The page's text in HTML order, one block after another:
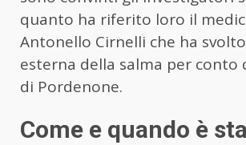
quanto ha riferito loro il
Antonello Cirnelli che ha svolto
esterna della salma per conto
di Pordenone.
Come e quando è